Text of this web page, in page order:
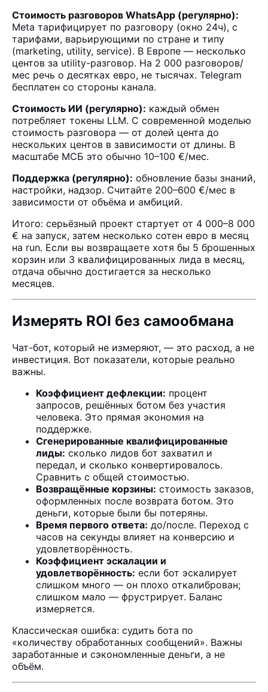
Стоимость разговоров WhatsApp (регулярно):
Meta тарифицирует по разговору (окно 24ч), с
тарифами, варьирующими по стране и типу
(marketing, utility, service). В Европе — несколько
центов за utility-разговор. На 2 000 разговоров/
мес речь о десятках евро, не тысячах. Telegram
бесплатен со стороны канала.
Стоимость ИИ (регулярно): каждый обмен
потребляет токены LLM. С современной моделью
стоимость разговора — от долей цента до
нескольких центов в зависимости от длины. В
масштабе МСБ это обычно 10–100 €/мес.
Поддержка (регулярно): обновление базы знаний,
настройки, надзор. Считайте 200–600 €/мес в
зависимости от объёма и амбиций.
Итого: серьёзный проект стартует от 4 000–8 000
€ на запуск, затем несколько сотен евро в месяц
на run. Если вы возвращаете хотя бы 5 брошенных
корзин или 3 квалифицированных лида в месяц,
отдача обычно достигается за несколько
месяцев.
Измерять ROI без самообмана
Чат-бот, который не измеряют, — это расход, а не
инвестиция. Вот показатели, которые реально
важны.
Коэффициент дефлекции: процент
запросов, решённых ботом без участия
человека. Это прямая экономия на
поддержке.
Сгенерированные квалифицированные
лиды: сколько лидов бот захватил и
передал, и сколько конвертировалось.
Сравнить с общей стоимостью.
Возвращённые корзины: стоимость заказов,
оформленных после возврата ботом. Это
деньги, которые были бы потеряны.
Время первого ответа: до/после. Переход с
часов на секунды влияет на конверсию и
удовлетворённость.
Коэффициент эскалации и
удовлетворённость: если бот эскалирует
слишком много — он плохо откалиброван;
слишком мало — фрустрирует. Баланс
измеряется.
Классическая ошибка: судить бота по
«количеству обработанных сообщений». Важны
заработанные и сэкономленные деньги, а не
объём.